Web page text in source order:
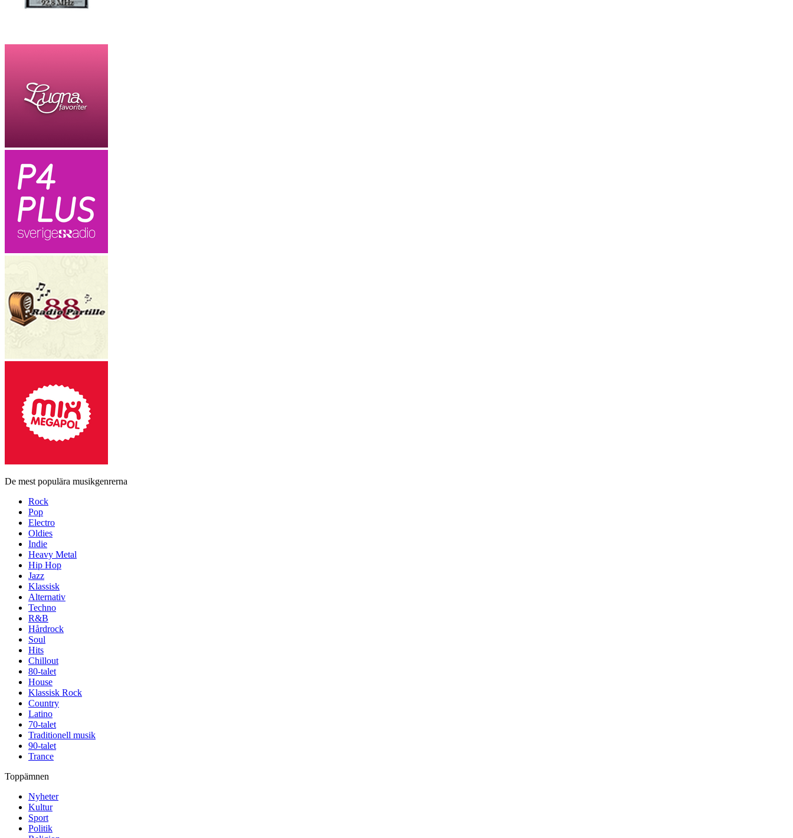
De mest populära musikgenrerna
Rock
Pop
Electro
Oldies
Indie
Heavy Metal
Hip Hop
Jazz
Klassisk
Alternativ
Techno
R&B
Hårdrock
Soul
Hits
Chillout
80-talet
House
Klassisk Rock
Country
Latino
70-talet
Traditionell musik
90-talet
Trance
Toppämnen
Nyheter
Kultur
Sport
Politik